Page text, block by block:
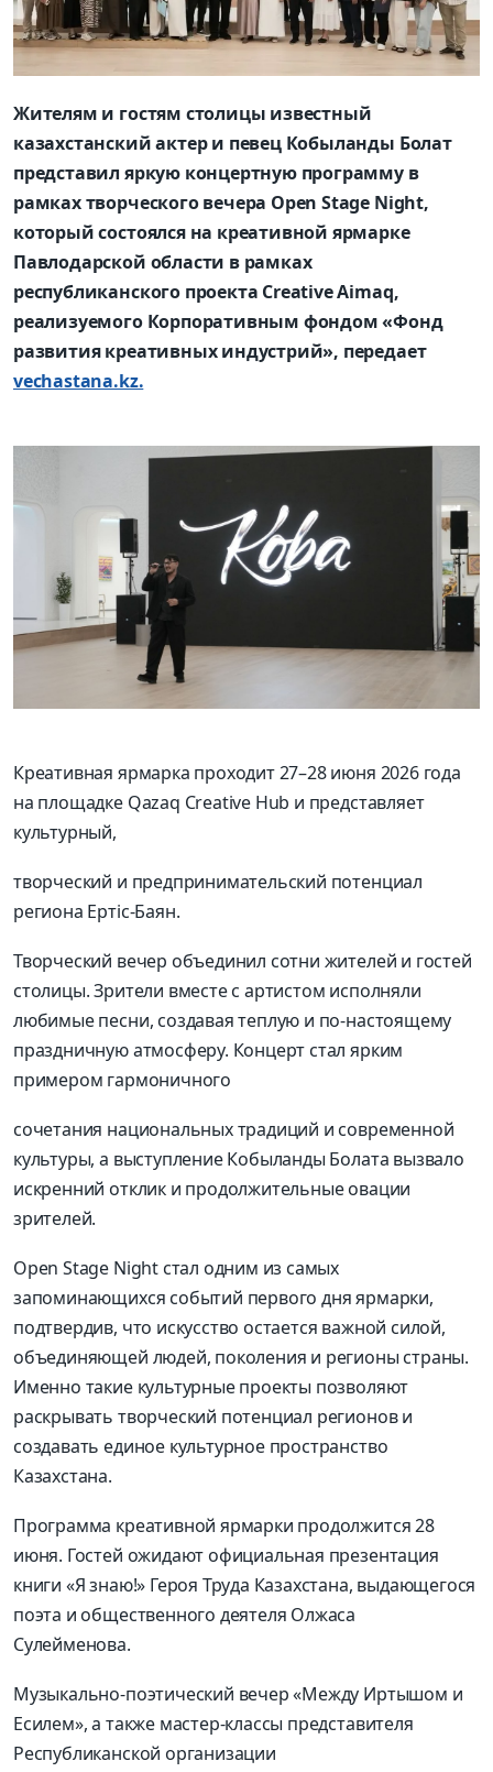
Жителям и гостям столицы известный
казахстанский актер и певец Кобыланды Болат
представил яркую концертную программу в
рамках творческого вечера Open Stage Night,
который состоялся на креативной ярмарке
Павлодарской области в рамках
республиканского проекта Creative Aimaq,
реализуемого Корпоративным фондом «Фонд
развития креативных индустрий», передает
vechastana.kz.
Креативная ярмарка проходит 27–28 июня 2026 года
на площадке Qazaq Creative Hub и представляет
культурный,
творческий и предпринимательский потенциал
региона Ертіс-Баян.
Творческий вечер объединил сотни жителей и гостей
столицы. Зрители вместе с артистом исполняли
любимые песни, создавая теплую и по-настоящему
праздничную атмосферу. Концерт стал ярким
примером гармоничного
сочетания национальных традиций и современной
культуры, а выступление Кобыланды Болата вызвало
искренний отклик и продолжительные овации
зрителей.
Open Stage Night стал одним из самых
запоминающихся событий первого дня ярмарки,
подтвердив, что искусство остается важной силой,
объединяющей людей, поколения и регионы страны.
Именно такие культурные проекты позволяют
раскрывать творческий потенциал регионов и
создавать единое культурное пространство
Казахстана.
Программа креативной ярмарки продолжится 28
июня. Гостей ожидают официальная презентация
книги «Я знаю!» Героя Труда Казахстана, выдающегося
поэта и общественного деятеля Олжаса
Сулейменова.
Музыкально-поэтический вечер «Между Иртышом и
Есилем», а также мастер-классы представителя
Республиканской организации